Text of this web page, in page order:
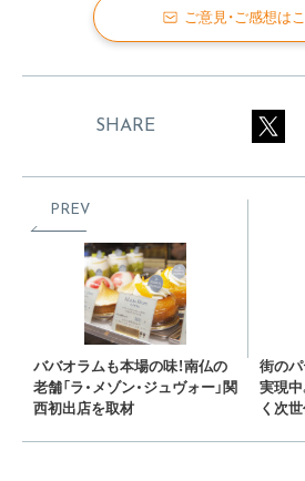
ご意見・ご感想は
SHARE
PREV
ババオラムも本場の味！南仏の
老舗「ラ・メゾン・ジュヴォー」関
西初出店を取材
街のパ
実現中
く次